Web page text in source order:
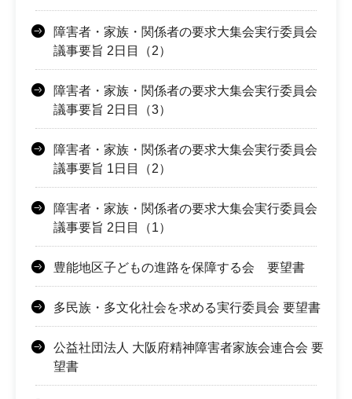
障害者・家族・関係者の要求大集会実行委員会
議事要旨 2日目（2）
障害者・家族・関係者の要求大集会実行委員会
議事要旨 2日目（3）
障害者・家族・関係者の要求大集会実行委員会
議事要旨 1日目（2）
障害者・家族・関係者の要求大集会実行委員会
議事要旨 2日目（1）
豊能地区子どもの進路を保障する会 要望書
多民族・多文化社会を求める実行委員会 要望書
公益社団法人 大阪府精神障害者家族会連合会 要
望書